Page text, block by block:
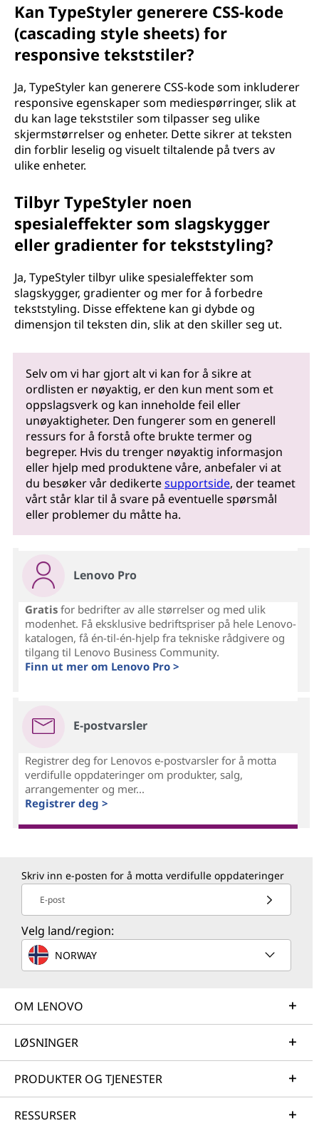
Kan TypeStyler generere CSS-kode
(cascading style sheets) for
responsive tekststiler?
Ja, TypeStyler kan generere CSS-kode som inkluderer
responsive egenskaper som mediespørringer, slik at
du kan lage tekststiler som tilpasser seg ulike
skjermstørrelser og enheter. Dette sikrer at teksten
din forblir leselig og visuelt tiltalende på tvers av
ulike enheter.
Tilbyr TypeStyler noen
spesialeffekter som slagskygger
eller gradienter for tekststyling?
Ja, TypeStyler tilbyr ulike spesialeffekter som
slagskygger, gradienter og mer for å forbedre
tekststyling. Disse effektene kan gi dybde og
dimensjon til teksten din, slik at den skiller seg ut.
Selv om vi har gjort alt vi kan for å sikre at
ordlisten er nøyaktig, er den kun ment som et
oppslagsverk og kan inneholde feil eller
unøyaktigheter. Den fungerer som en generell
ressurs for å forstå ofte brukte termer og
begreper. Hvis du trenger nøyaktig informasjon
eller hjelp med produktene våre, anbefaler vi at
du besøker vår dedikertesupportside, der teamet
vårt står klar til å svare på eventuelle spørsmål
eller problemer du måtte ha.
Lenovo Pro
Gratisfor bedrifter av alle størrelser og med ulik
modenhet. Få eksklusive bedriftspriser på hele Lenovo-
katalogen, få én-til-én-hjelp fra tekniske rådgivere og
tilgang til Lenovo Business Community.
Finn ut mer om Lenovo Pro >
E-postvarsler
Registrer deg for Lenovos e-postvarsler for å motta
verdifulle oppdateringer om produkter, salg,
arrangementer og mer...
Registrer deg >
Skriv inn e-posten for å motta verdifulle oppdateringer
E-post
Velg land/region:
NORWAY
OM LENOVO
LØSNINGER
PRODUKTER OG TJENESTER
RESSURSER